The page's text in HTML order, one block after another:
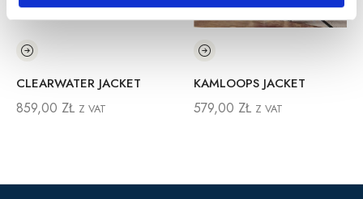
CLEARWATER JACKET
859,00 ZŁ Z VAT
KAMLOOPS JACKET
579,00 ZŁ Z VAT